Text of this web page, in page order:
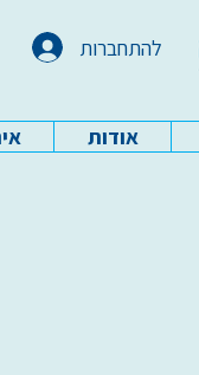
להתחברות
אודות